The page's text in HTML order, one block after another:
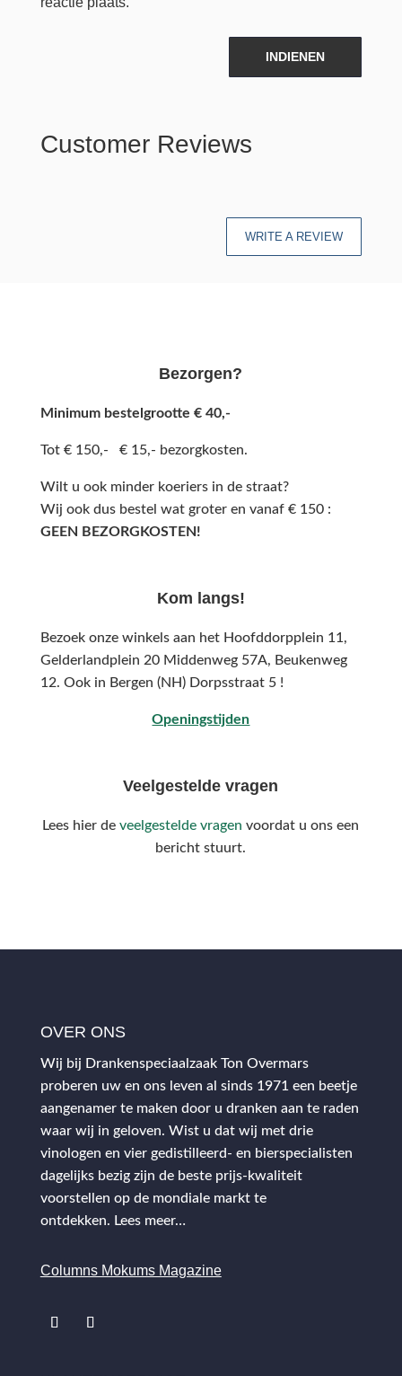
INDIENEN
Customer Reviews
WRITE A REVIEW
Bezorgen?
Minimum bestelgrootte € 40,-
Tot € 150,- € 15,- bezorgkosten.
Wilt u ook minder koeriers in de straat?
Wij ook dus bestel wat groter en vanaf € 150 :
GEEN BEZORGKOSTEN!
Kom langs!
Bezoek onze winkels aan het Hoofddorpplein 11,
Gelderlandplein 20 Middenweg 57A, Beukenweg
12. Ook in Bergen (NH) Dorpsstraat 5 !
Openingstijden
Veelgestelde vragen
Lees hier deveelgestelde vragen voordat u ons een
bericht stuurt.
OVER ONS
Wij bij Drankenspeciaalzaak Ton Overmars
proberen uw en ons leven al sinds 1971 een beetje
aangenamer te maken door u dranken aan te raden
waar wij in geloven. Wist u dat wij met drie
vinologen en vier gedistilleerd- en bierspecialisten
dagelijks bezig zijn de beste prijs-kwaliteit
voorstellen op de mondiale markt te
ontdekken. Lees meer…
Columns Mokums Magazine